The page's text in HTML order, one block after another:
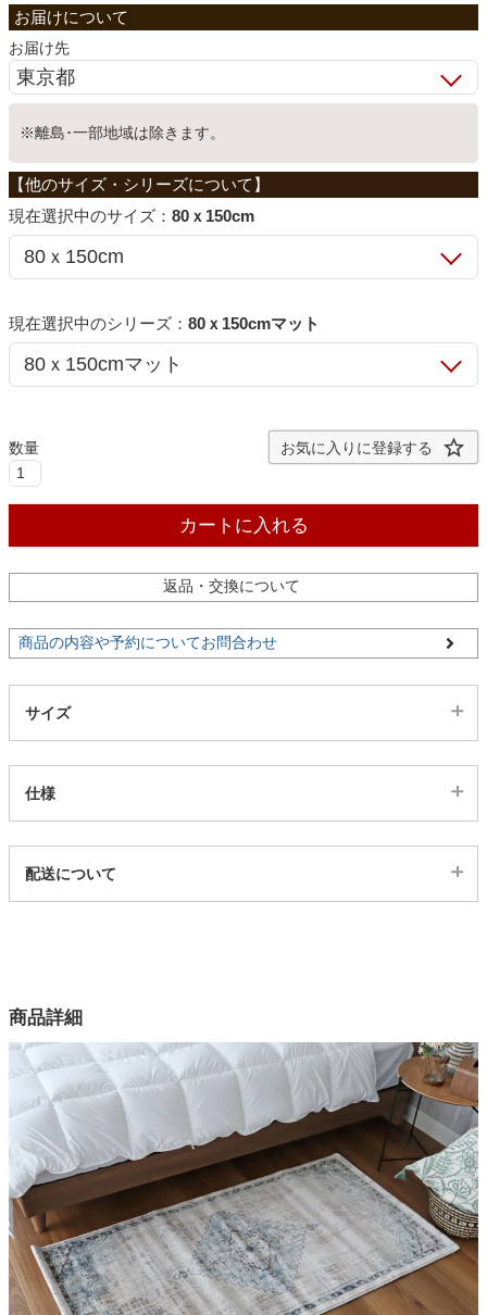
こたつ
ファブリック
マット
収納用品
家電・照明器具
ガーデン
タワー
お届け先
※離島･一部地域は除きます。
サイズ： 80ｘ150cm
シリーズ： 80ｘ150cmマット
お気に入りに登録する
カートに入れる
返品・交換について
商品の内容や予約についてお問合わせ
サイズ
仕様
12300105
1色
組成
ポリプロピレン100％
ノット数
45万ノット
お手入れ方法
掃除機、中性洗剤拭き取り
原産国
配送について
商品詳細